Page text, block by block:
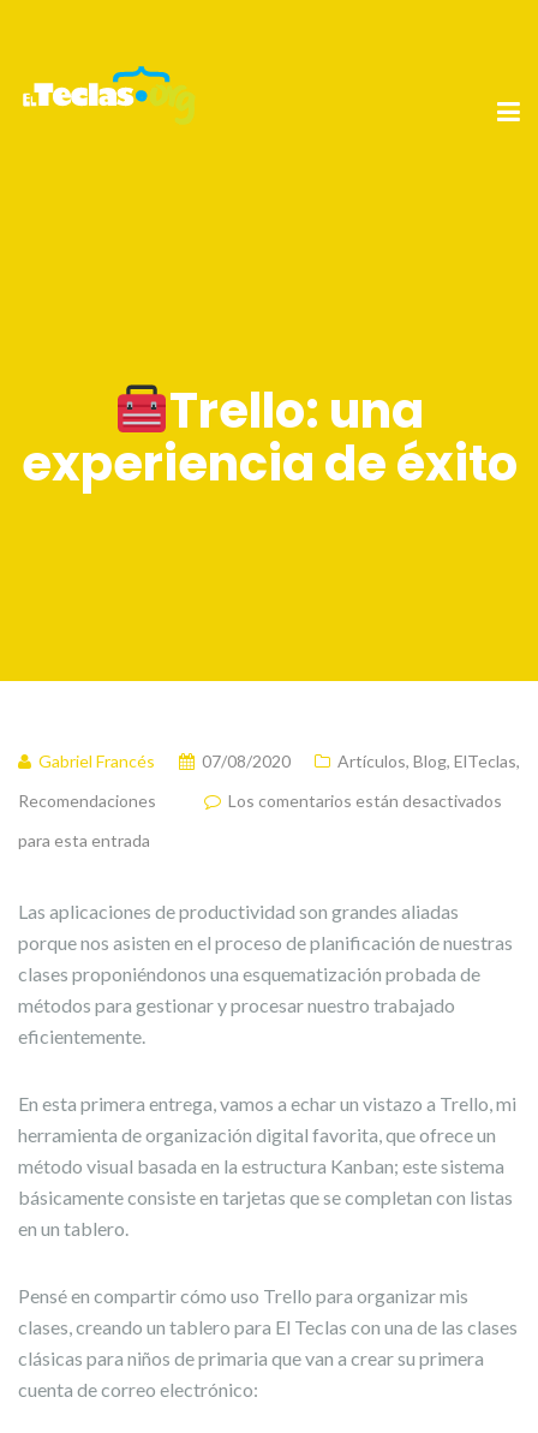
Trello: una
experiencia de éxito
Gabriel Francés 07/08/2020 Artículos, Blog, ElTeclas,
Recomendaciones
Los comentarios están desactivados
para esta entrada
Las aplicaciones de productividad son grandes aliadas
porque nos asisten en el proceso de planificación de nuestras
clases proponiéndonos una esquematización probada de
métodos para gestionar y procesar nuestro trabajado
eficientemente.
En esta primera entrega, vamos a echar un vistazo a Trello, mi
herramienta de organización digital favorita, que ofrece un
método visual basada en la estructura Kanban; este sistema
básicamente consiste en tarjetas que se completan con listas
en un tablero.
Pensé en compartir cómo uso Trello para organizar mis
clases, creando un tablero para El Teclas con una de las clases
clásicas para niños de primaria que van a crear su primera
cuenta de correo electrónico: